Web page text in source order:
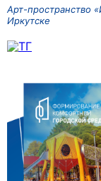
Арт-пространство
Иркутске